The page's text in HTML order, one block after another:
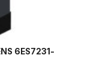
6ES7231-